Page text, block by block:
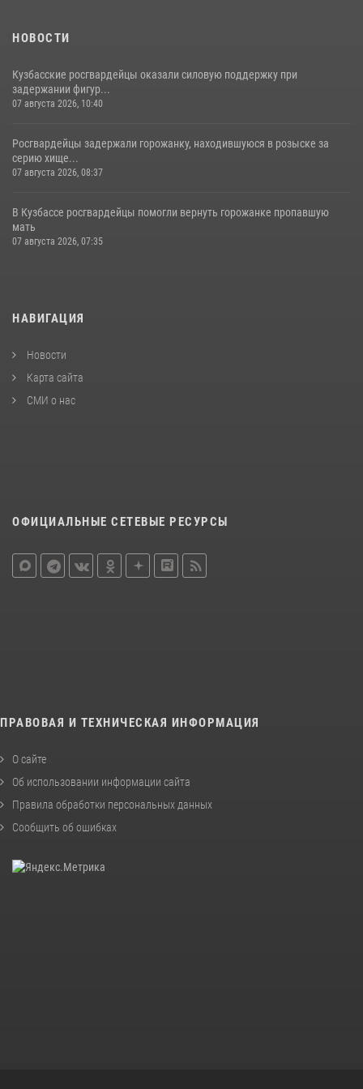
НОВОСТИ
Кузбасские росгвардейцы оказали силовую поддержку при
задержании фигур...
07 августа 2026, 10:40
Росгвардейцы задержали горожанку, находившуюся в розыске за
серию хище...
07 августа 2026, 08:37
В Кузбассе росгвардейцы помогли вернуть горожанке пропавшую
мать
07 августа 2026, 07:35
НАВИГАЦИЯ
Новости
Карта сайта
СМИ о нас
ОФИЦИАЛЬНЫЕ СЕТЕВЫЕ РЕСУРСЫ
ПРАВОВАЯ И ТЕХНИЧЕСКАЯ ИНФОРМАЦИЯ
О сайте
Об использовании информации сайта
Правила обработки персональных данных
Сообщить об ошибках